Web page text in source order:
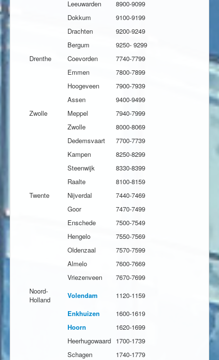
Leeuwarden
8900-9099
Dokkum
9100-9199
Drachten
9200-9249
Bergum
9250- 9299
Drenthe
Coevorden
7740-7799
Emmen
7800-7899
Hoogeveen
7900-7939
Assen
9400-9499
Zwolle
Meppel
7940-7999
Zwolle
8000-8069
Dedemsvaart
7700-7739
Kampen
8250-8299
Steenwijk
8330-8399
Raalte
8100-8159
Twente
Nijverdal
7440-7469
Goor
7470-7499
Enschede
7500-7549
Hengelo
7550-7569
Oldenzaal
7570-7599
Almelo
7600-7669
Vriezenveen
7670-7699
Noord-
Holland
Volendam
1120-1159
Enkhuizen
1600-1619
Hoorn
1620-1699
Heerhugowaard 1700-1739
Schagen
1740-1779